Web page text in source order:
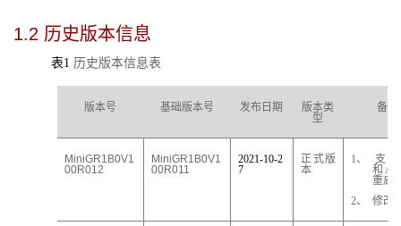
1.2 历史版本信息
表1 历史版本信息表
版本号 基础版本号 发布日期
版本类
型
备注
MiniGR1 B0V1
00R012
MiniGR1 B0V1
00R011
2021-10-2
7
正式版
本
1、
支
和A
重启
2、
修改B